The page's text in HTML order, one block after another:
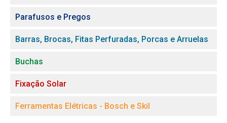
Parafusos e Pregos
Barras, Brocas, Fitas Perfuradas, Porcas e Arruelas
Buchas
Fixação Solar
Ferramentas Elétricas - Bosch e Skil